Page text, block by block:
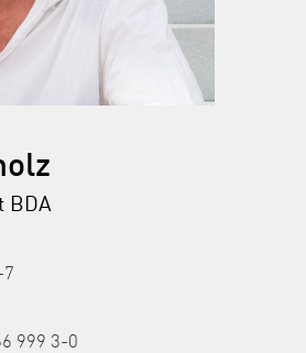
BDA
999 3-0